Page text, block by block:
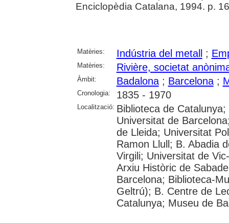
Enciclopèdia Catalana, 1994. p.
Matèries: Indústria del metall;
Matèries: Rivière, societat
Àmbit: Badalona; Barcelona;
Cronologia: 1835 - 1970
Localització: Biblioteca de
Universitat de
de Lleida; Universitat
Ramon Llull; B. Abadia
Virgili; Universitat de
Arxiu Històric de
Barcelona; Biblioteca-
Geltrú); B. Centre de
Catalunya; Museu de